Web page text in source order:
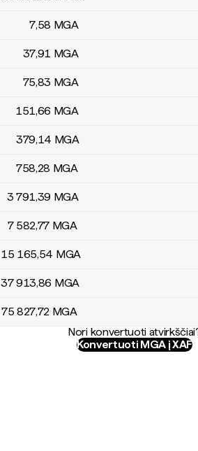
lentelė
7,58 MGA
37,91 MGA
75,83 MGA
151,66 MGA
379,14 MGA
758,28 MGA
3 791,39 MGA
7 582,77 MGA
15 165,54 MGA
37 913,86 MGA
75 827,72 MGA
Nori konvertuoti
Konvertuoti MGA į XAF